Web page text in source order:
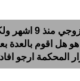
انا منفصلة
هل اقوم بالعدة
المحكمة ارجو